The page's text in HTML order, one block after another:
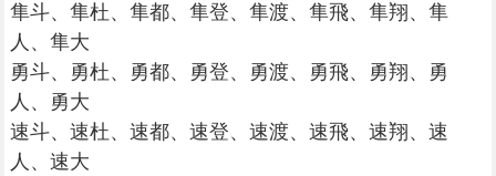
隼斗、隼杜、隼都、隼登、隼渡、隼飛、隼翔、隼
人、隼大
勇斗、勇杜、勇都、勇登、勇渡、勇飛、勇翔、勇
人、勇大
速斗、速杜、速都、速登、速渡、速飛、速翔、速
人、速大